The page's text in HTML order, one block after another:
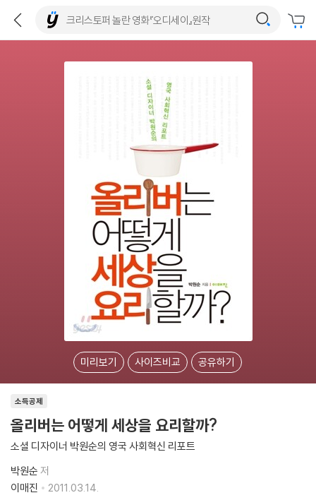
미리보기 사이즈비교 공유하기
소득공제
올리버는 어떻게 세상을 요리할까?
소셜 디자이너 박원순의 영국 사회혁신 리포트
박원순 저
이매진
2011.03.14.